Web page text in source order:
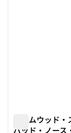
ホームウッド
バッド・ノース